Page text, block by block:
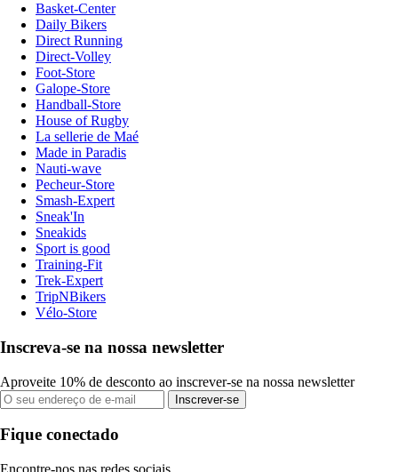
Basket-Center
Daily Bikers
Direct Running
Direct-Volley
Foot-Store
Galope-Store
Handball-Store
House of Rugby
La sellerie de Maé
Made in Paradis
Nauti-wave
Pecheur-Store
Smash-Expert
Sneak'In
Sneakids
Sport is good
Training-Fit
Trek-Expert
TripNBikers
Vélo-Store
Inscreva-se na nossa newsletter
Aproveite 10% de desconto ao inscrever-se na nossa newsletter
Inscrever-se
Fique conectado